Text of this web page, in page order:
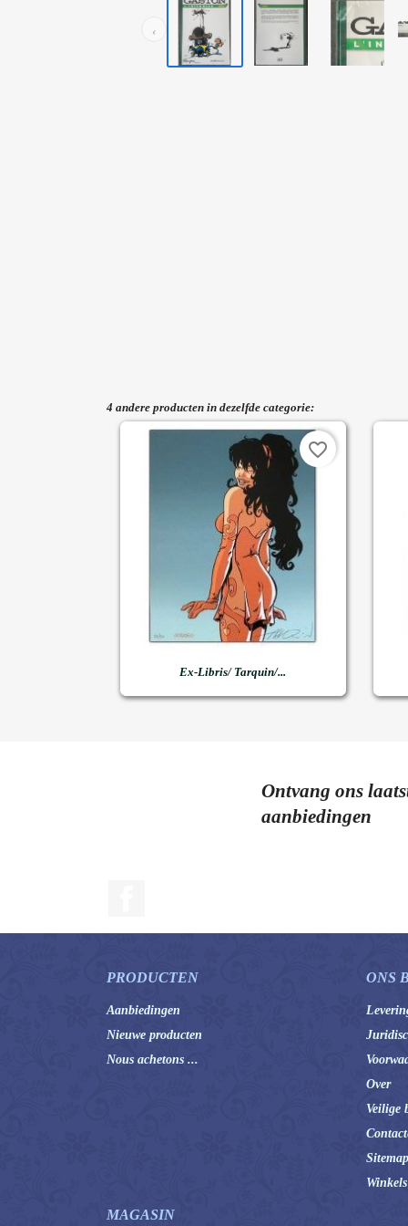
‹
4 andere producten in dezelfde categorie:
Snel bekijken
Ex-Libris/ Tarquin/...
favorite_border
Ontvang ons
aanbiedingen
PRODUCTEN
Aanbiedingen
Nieuwe producten
Nous achetons ...
ONS
Over
Veilige
Sitemap
Winkels
MAGASIN